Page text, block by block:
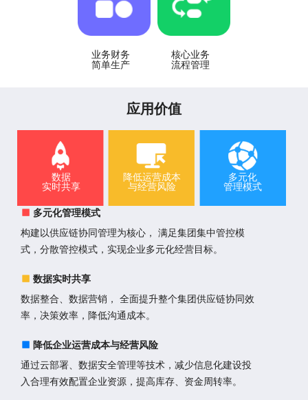
业务财务
简单生产
核心业务
流程管理
应用价值
数据
实时共享
降低运营成本
与经营风险
多元化
管理模式
多元化管理模式
构建以供应链协同管理为核心， 满足集团集中管控模
式，分散管控模式，实现企业多元化经营目标。
数据实时共享
数据整合、数据营销， 全面提升整个集团供应链协同效
率，决策效率，降低沟通成本。
降低企业运营成本与经营风险
通过云部署、数据安全管理等技术，减少信息化建设投
入合理有效配置企业资源，提高库存、资金周转率。